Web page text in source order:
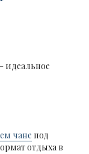
идеальное
чане под
отдыха в